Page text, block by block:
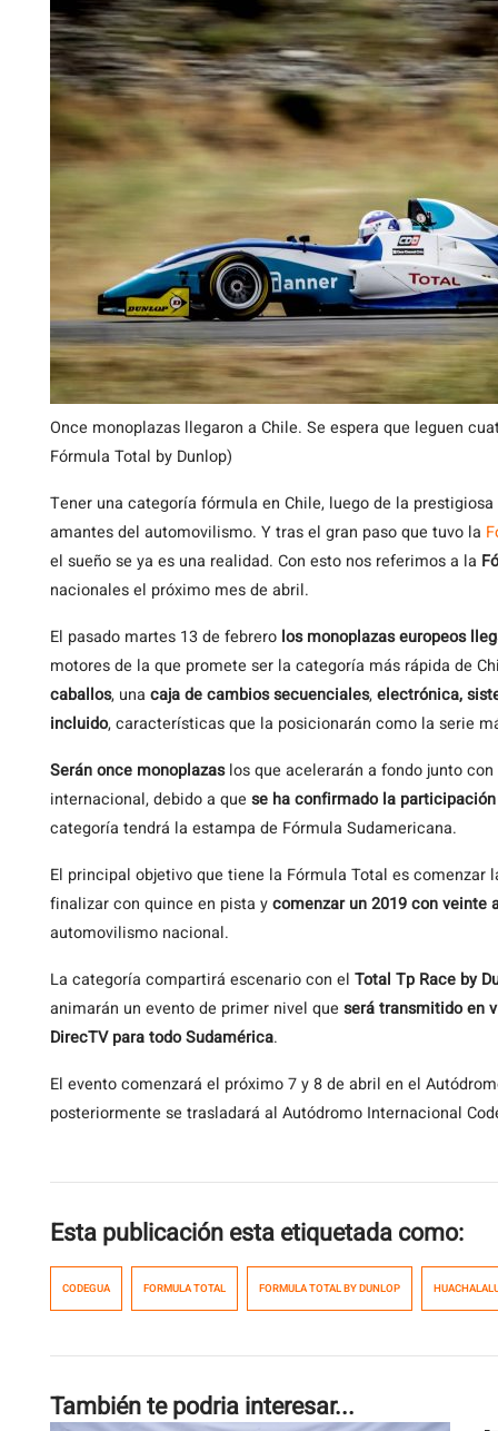
Once monoplazas llegaron a Chile. Se espera que leguen
Fórmula Total by Dunlop)
Tener una categoría fórmula en Chile, luego de la prestigiosa
amantes del automovilismo. Y tras el gran paso que tuvo la
el sueño se ya es una realidad. Con esto nos referimos a la
nacionales el próximo mes de abril.
El pasado martes 13 de febrero los monoplazas europeos
motores de la que promete ser la categoría más rápida de
caballos, una caja de cambios secuenciales,electrónica,
incluido, características que la posicionarán como la serie
Serán once monoplazaslos que acelerarán a fondo junto
internacional, debido a que se ha confirmado la
categoría tendrá la estampa de Fórmula Sudamericana.
El principal objetivo que tiene la Fórmula Total es
finalizar con quince en pista ycomenzar un 2019 con veinte
automovilismo nacional.
La categoría compartirá escenario con el Total Tp Race by
animarán un evento de primer nivel que será transmitido en
DirecTV para todo Sudamérica.
El evento comenzará el próximo 7 y 8 de abril en el
posteriormente se trasladará al Autódromo Internacional
Esta publicación esta etiquetada como:
CODEGUA FORMULA TOTAL FORMULA TOTAL BY DUNLOP
También te podria interesar...